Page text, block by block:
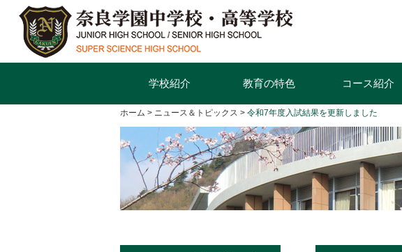
学校紹介 教育の特色 コース紹介
ホーム ニュース＆トピックス 令和7年度入試結果を更新しました